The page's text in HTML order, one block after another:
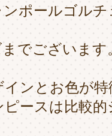
ポールゴル
でございます
ンとお色が特
ースは比較